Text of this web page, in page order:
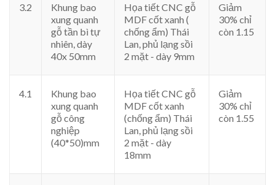
3.2
Khung bao
xung quanh
gỗ tần bì tự
nhiên, dày
40x 50mm
Họa tiết CNC gỗ
MDF cốt xanh (
chống ẩm) Thái
Lan, phủ lạng sồi
2 mặt - dày 9mm
Giảm
30% chỉ
còn 1.15
4.1
Khung bao
xung quanh
gỗ công
nghiệp
(40*50)mm
Họa tiết CNC gỗ
MDF cốt xanh
(chống ẩm) Thái
Lan, phủ lạng sồi
2 mặt - dày
18mm
Giảm
30% chỉ
còn 1.55